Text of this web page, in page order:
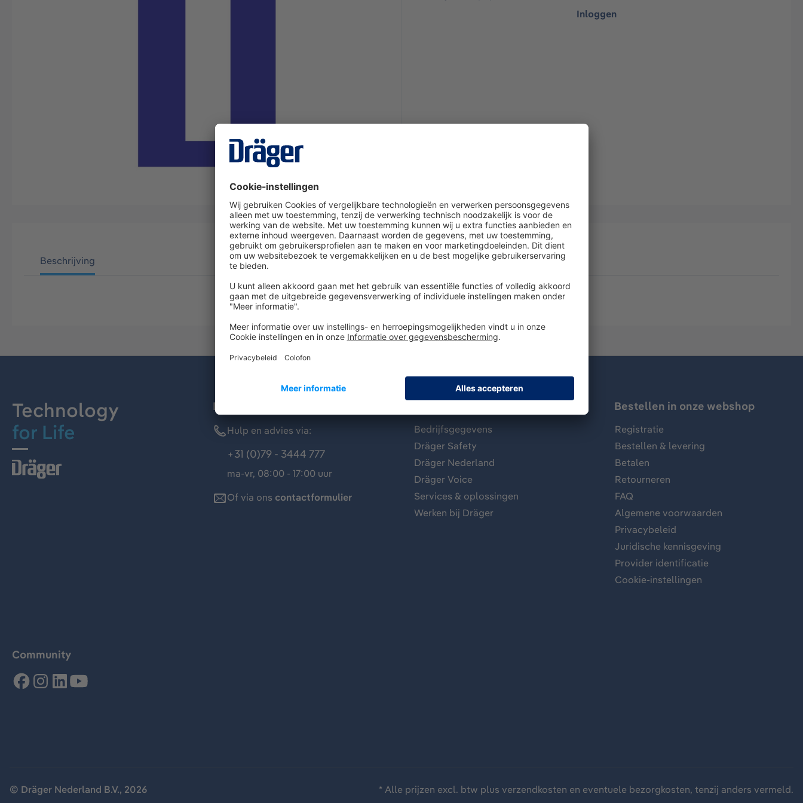
Inloggen
Beschrijving
Technology
for Life
Dräger klantenservice
Hulp en advies via:
+31 (0)79 - 3444 777
ma-vr, 08:00 - 17:00 uur
Of via ons contactformulier
Bedrijfsgegevens
Dräger Safety
Dräger Nederland
Dräger Voice
Services & oplossingen
Werken bij Dräger
Bestellen in onze webshop
Registratie
Bestellen & levering
Betalen
Retourneren
FAQ
Algemene voorwaarden
Privacybeleid
Juridische kennisgeving
Provider identificatie
Cookie-instellingen
Community
© Dräger Nederland B.V., 2026 * Alle prijzen excl. btw plus verzendkosten en eventuele bezorgkosten, tenzij anders vermeld.